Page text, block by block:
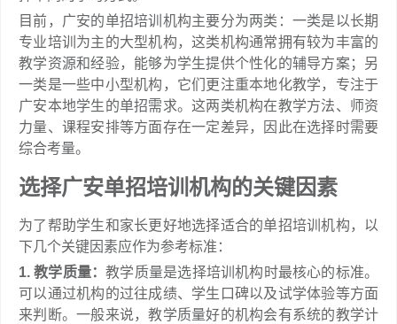
目前，广安的单招培训机构主要分为两类：一类是以长期
专业培训为主的大型机构，这类机构通常拥有较为丰富的
教学资源和经验，能够为学生提供个性化的辅导方案；另
一类是一些中小型机构，它们更注重本地化教学，专注于
广安本地学生的单招需求。这两类机构在教学方法、师资
力量、课程安排等方面存在一定差异，因此在选择时需要
综合考量。
选择广安单招培训机构的关键因素
为了帮助学生和家长更好地选择适合的单招培训机构，以
下几个关键因素应作为参考标准：
1. 教学质量：教学质量是选择培训机构时最核心的标准。
可以通过机构的过往成绩、学生口碑以及试学体验等方面
来判断。一般来说，教学质量好的机构会有系统的教学计